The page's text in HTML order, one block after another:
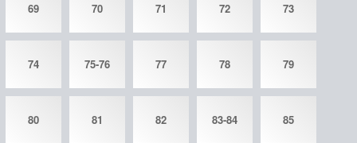
69 70 71 72 73
74 75-76 77 78 79
80 81 82 83-84 85